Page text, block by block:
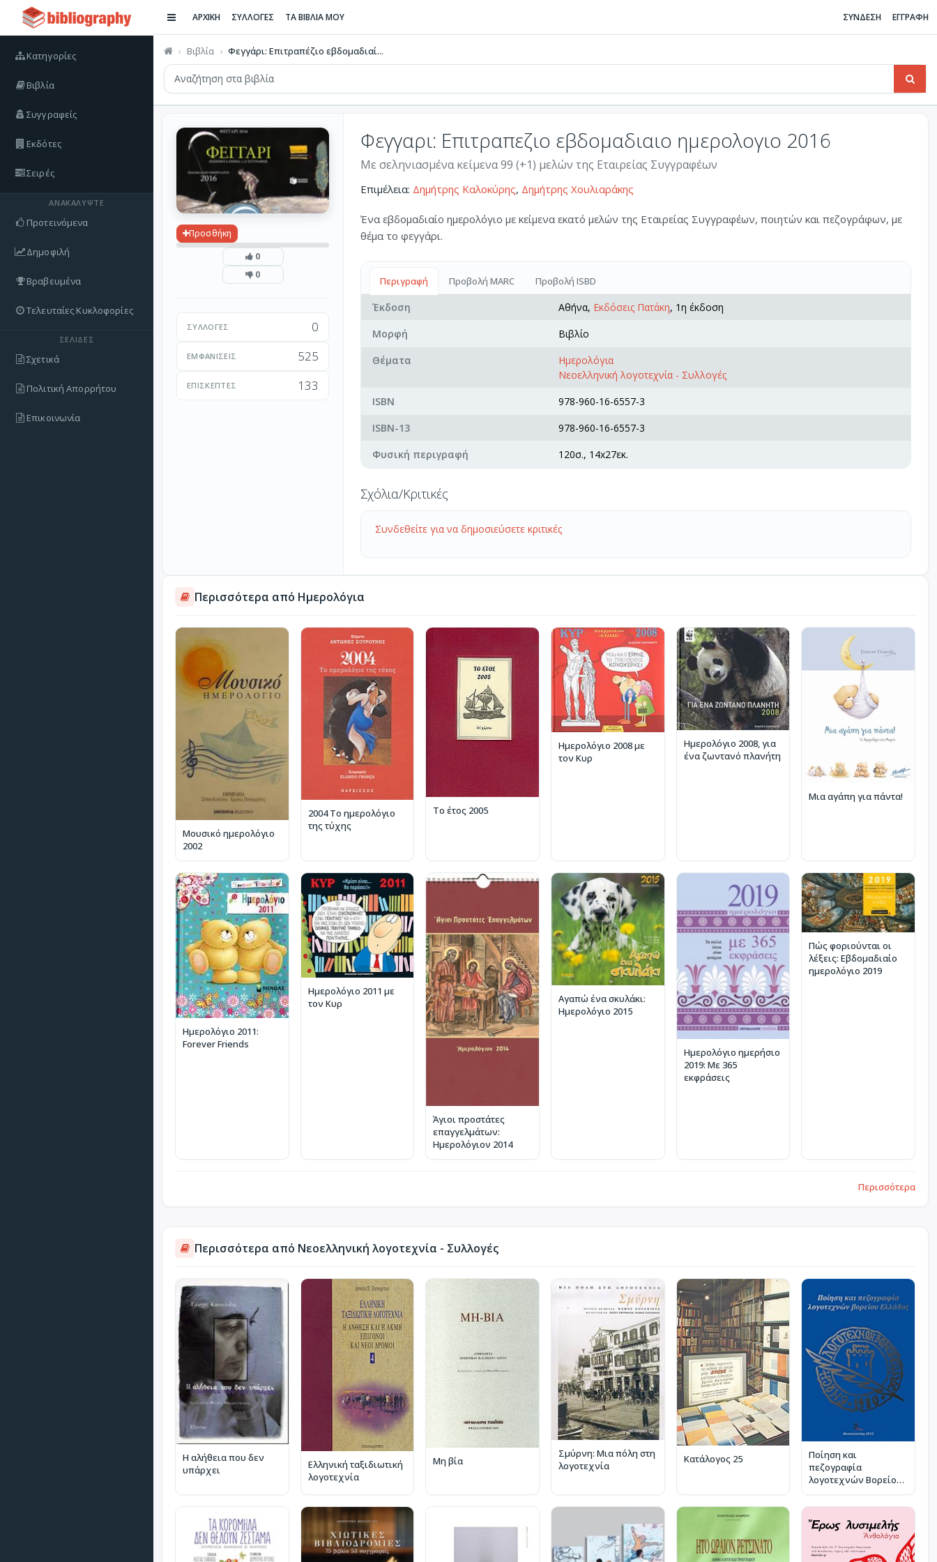
Κατηγορίες
Βιβλία
Συγγραφείς
Εκδότες
Σειρές
ΑΝΑΚΑΛΎΨΤΕ
Προτεινόμενα
Δημοφιλή
Βραβευμένα
Τελευταίες Κυκλοφορίες
ΣΕΛΊΔΕΣ
Σχετικά
Πολιτική Απορρήτου
Επικοινωνία
ΑΡΧΙΚΗ ΣΥΛΛΟΓΕΣ ΤΑ ΒΙΒΛΙΑ ΜΟΥ ΣΥΝΔΕΣΗ ΕΓΓΡΑΦΗ
Βιβλία Φεγγάρι: Επιτραπέζιο εβδομαδιαί...
Προσθήκη
0
0
ΣΥΛΛΟΓΈΣ 0
ΕΜΦΑΝΊΣΕΙΣ 525
ΕΠΙΣΚΈΠΤΕΣ 133
Φεγγαρι: Επιτραπεζιο εβδομαδιαιο ημερολογιο 2016
Με σεληνιασμένα κείμενα 99 (+1) μελών της Εταιρείας Συγγραφέων
Επιμέλεια: Δημήτρης Καλοκύρης, Δημήτρης Χουλιαράκης
Ένα εβδομαδιαίο ημερολόγιο με κείμενα εκατό μελών της Εταιρείας Συγγραφέων, ποιητών και πεζογράφων, με
θέμα το φεγγάρι.
Περιγραφή Προβολή MARC Προβολή ISBD
Έκδοση Αθήνα, Εκδόσεις Πατάκη, 1η έκδοση
Μορφή
Βιβλίο
Θέματα
Ημερολόγια
Νεοελληνική λογοτεχνία - Συλλογές
ISBN
978-960-16-6557-3
ISBN-13
978-960-16-6557-3
Φυσική περιγραφή
120σ., 14x27εκ.
Σχόλια/Κριτικές
Συνδεθείτε για να δημοσιεύσετε κριτικές
Περισσότερα από Ημερολόγια
Μουσικό ημερολόγιο
2002
2004 Το ημερολόγιο
της τύχης
Το έτος 2005
Ημερολόγιο 2008 με
τον Κυρ
Ημερολόγιο 2008, για
ένα ζωντανό πλανήτη
Μια αγάπη για πάντα!
Ημερολόγιο 2011:
Forever Friends
Ημερολόγιο 2011 με
τον Κυρ
Άγιοι προστάτες
επαγγελμάτων:
Ημερολόγιον 2014
Αγαπώ ένα σκυλάκι:
Ημερολόγιο 2015
Ημερολόγιο ημερήσιο
2019: Με 365
εκφράσεις
Πώς φοριούνται οι
λέξεις: Εβδομαδιαίο
ημερολόγιο 2019
Περισσότερα
Περισσότερα από Νεοελληνική λογοτεχνία - Συλλογές
Η αλήθεια που δεν
υπάρχει
Ελληνική ταξιδιωτική
λογοτεχνία
Μη βία
Σμύρνη: Μια πόλη στη
λογοτεχνία
Κατάλογος 25
Ποίηση και
πεζογραφία
λογοτεχνών Βορείου